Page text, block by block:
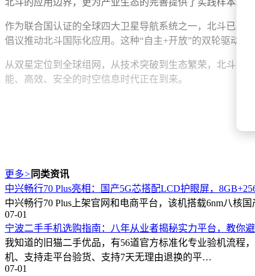
作为联合国认证的全球四大卫星导航系统之一，北斗已服
倡议推动北斗国际化应用。这种“自主+开放”的双轮驱动
从双星定位到全球组网，从技术突破到生态繁荣，北斗的
能、高效、安全的时空信息时代正在到来。
更多> 同类资讯
中兴畅行70 Plus亮相：国产5G芯搭配LCD护眼屏，
中兴畅行70 Plus上架官网和电商平台，该机搭载6nm八核
07-01
宁波二手手机选购指南：八年从业者揭秘实力平台，教你
我知道的旧猫二手优品，有56道官方标准化专业验机流程
机、支持走平台验货、支持7天无理由退换的平…
07-01